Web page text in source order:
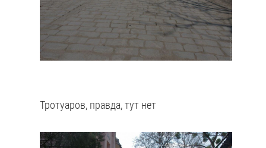
Тротуаров, правда, тут нет